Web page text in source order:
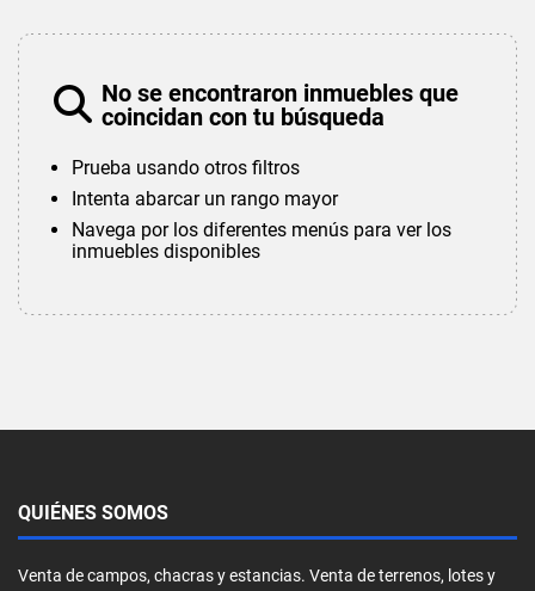
No se encontraron inmuebles que
coincidan con tu búsqueda
Prueba usando otros filtros
Intenta abarcar un rango mayor
Navega por los diferentes menús para ver los
inmuebles disponibles
QUIÉNES SOMOS
Venta de campos, chacras y estancias. Venta de terrenos, lotes y